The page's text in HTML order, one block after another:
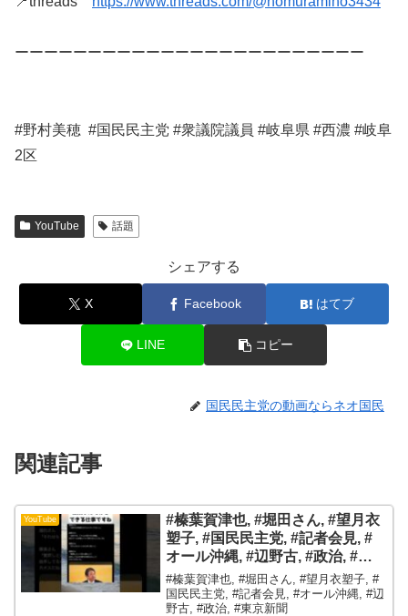
ーーーーーーーーーーーーーーーーーーーーーーーー
#野村美穂  #国民民主党 #衆議院議員 #岐阜県 #西濃 #岐阜
YouTube 話題
シェアする
X Facebook はてブ
LINE コピー
国民民主党の動画ならネオ国民
関連記事
YouTube
#榛葉賀津也, #堀田さん, #望月衣
塑子, #国民民主党, #記者会見, #
オール沖縄, #辺野古, #政治, #東
京新聞
#榛葉賀津也, #堀田さん, #望月衣塑子, #
国民民主党, #記者会見, #オール沖縄, #辺
野古, #政治, #東京新聞